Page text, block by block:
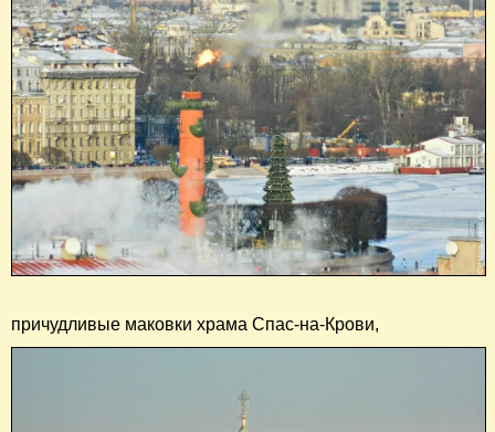
причудливые маковки храма Спас-на-Крови,